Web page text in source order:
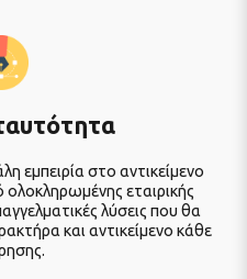
εμπειρία στο αντικείμενο
εταιρικής
λύσεις που θα
και αντικείμενο κάθε